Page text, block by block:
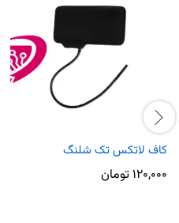
کاف لاتکس تک شلنگ
۱۲۰,۰۰۰ تومان